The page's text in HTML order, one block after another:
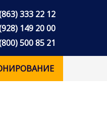
333 22 12
149 20 00
500 85 21